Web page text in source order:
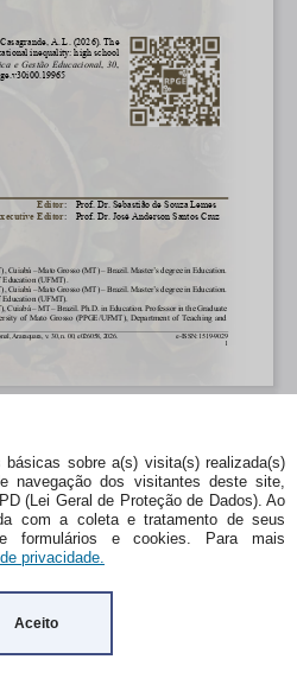
sobre a(s) visita(s) realizada(s)
navegação dos visitantes deste site,
(Lei Geral de Proteção de Dados). Ao
com a coleta e tratamento de seus
formulários e cookies. Para mais
privacidade.
Aceito